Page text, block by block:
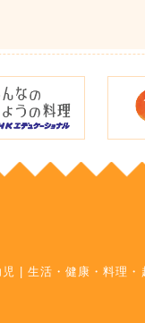
|生活・健康・料理・